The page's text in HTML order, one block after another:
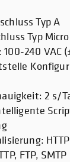
Typ A
Typ
240 VAC
2 s/
HTTP
FTP,